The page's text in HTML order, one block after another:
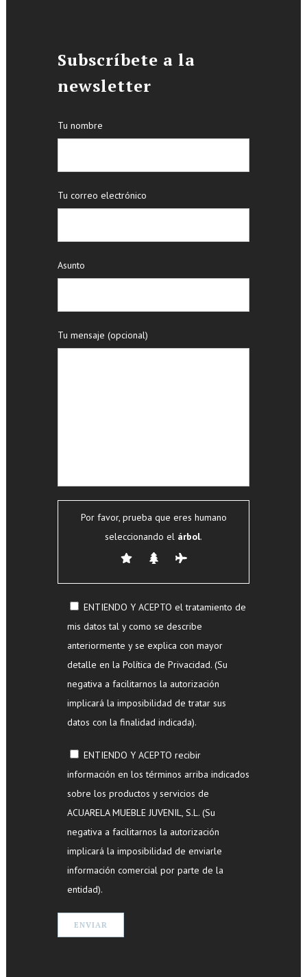
Subscríbete a la
newsletter
Tu nombre
Tu correo electrónico
Asunto
Tu mensaje (opcional)
Por favor, prueba que eres humano
seleccionando el árbol.
ENTIENDO Y ACEPTO el tratamiento de
mis datos tal y como se describe
anteriormente y se explica con mayor
detalle en la Política de Privacidad. (Su
negativa a facilitarnos la autorización
implicará la imposibilidad de tratar sus
datos con la finalidad indicada).
ENTIENDO Y ACEPTO recibir
información en los términos arriba indicados
sobre los productos y servicios de
ACUARELA MUEBLE JUVENIL, S.L. (Su
negativa a facilitarnos la autorización
implicará la imposibilidad de enviarle
información comercial por parte de la
entidad).